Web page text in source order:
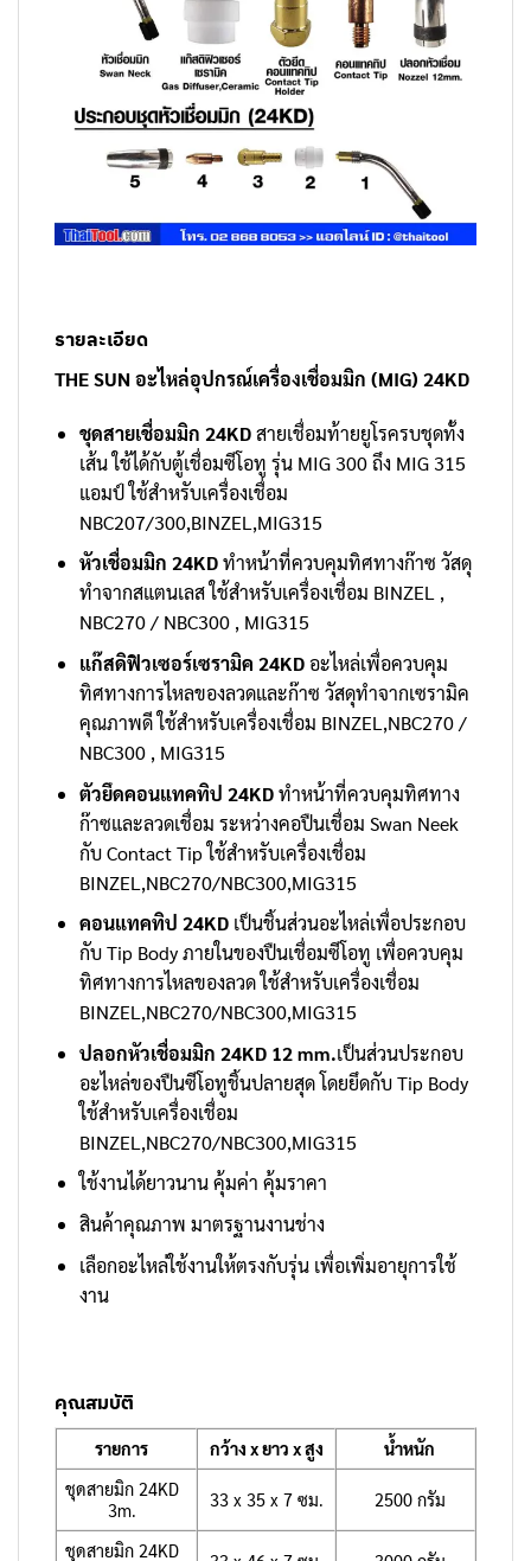
รายละเอียด
THE SUN อะไหล่อุปกรณ์เครื่องเชื่อมมิก (MIG) 24KD
ชุดสายเชื่อมมิก 24KDสายเชื่อมท้ายยูโรครบชุดทั้ง
เส้น ใช้ได้กับตู้เชื่อมซีโอทู รุ่น MIG 300 ถึง MIG 315
แอมป์ ใช้สำหรับเครื่องเชื่อม
NBC207/300,BINZEL,MIG315
หัวเชื่อมมิก 24KDทำหน้าที่ควบคุมทิศทางก๊าซ วัสดุ
ทำจากสแตนเลส ใช้สำหรับเครื่องเชื่อม BINZEL ,
NBC270 / NBC300 , MIG315
แก๊สดิฟิวเซอร์เซรามิค 24KDอะไหล่เพื่อควบคุม
ทิศทางการไหลของลวดและก๊าซ วัสดุทำจากเซรามิค
คุณภาพดี ใช้สำหรับเครื่องเชื่อม BINZEL,NBC270 /
NBC300 , MIG315
ตัวยึดคอนแทคทิป 24KDทำหน้าที่ควบคุมทิศทาง
ก๊าซและลวดเชื่อม ระหว่างคอปืนเชื่อม Swan Neek
กับ Contact Tip ใช้สำหรับเครื่องเชื่อม
BINZEL,NBC270/NBC300,MIG315
คอนแทคทิป 24KDเป็นชิ้นส่วนอะไหล่เพื่อประกอบ
กับ Tip Body ภายในของปืนเชื่อมซีโอทู เพื่อควบคุม
ทิศทางการไหลของลวด ใช้สำหรับเครื่องเชื่อม
BINZEL,NBC270/NBC300,MIG315
ปลอกหัวเชื่อมมิก 24KD 12 mm.เป็นส่วนประกอบ
อะไหล่ของปืนซีโอทูชิ้นปลายสุด โดยยึดกับ Tip Body
ใช้สำหรับเครื่องเชื่อม
BINZEL,NBC270/NBC300,MIG315
ใช้งานได้ยาวนาน คุ้มค่า คุ้มราคา
สินค้าคุณภาพ มาตรฐานงานช่าง
เลือกอะไหล่ใช้งานให้ตรงกับรุ่น เพื่อเพิ่มอายุการใช้
งาน
คุณสมบัติ
รายการ กว้าง x ยาว x สูง
น้ำหนัก
ชุดสายมิก 24KD
3m.
33 x 35 x 7 ซม. 2500 กรัม
ชุดสายมิก 24KD